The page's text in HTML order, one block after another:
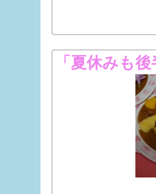
「夏休みも